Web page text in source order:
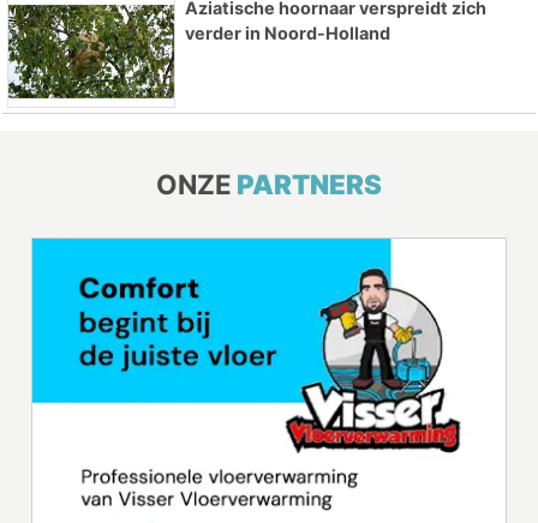
Aziatische hoornaar verspreidt zich
verder in Noord-Holland
ONZE PARTNERS